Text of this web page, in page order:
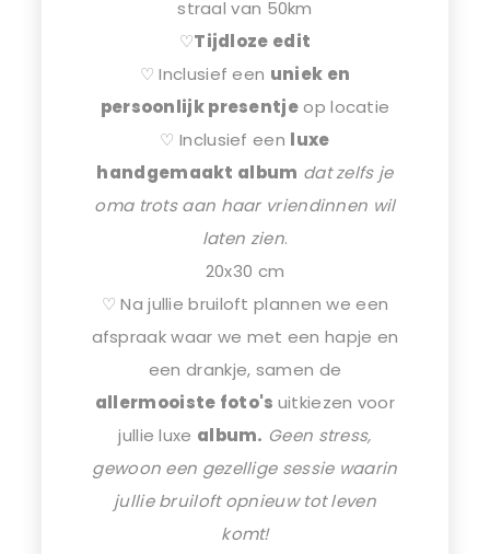
straal van 50km
♡Tijdloze edit
♡ Inclusief een uniek en
persoonlijk presentjeop locatie
♡ Inclusief een luxe
handgemaakt album dat zelfs je
oma trots aan haar vriendinnen wil
laten zien.
20x30 cm
♡ Na jullie bruiloft plannen we een
afspraak waar we met een hapje en
een drankje, samen de
allermooiste foto's uitkiezen voor
jullie luxe album. Geen stress,
gewoon een gezellige sessie waarin
jullie bruiloft opnieuw tot leven
komt!